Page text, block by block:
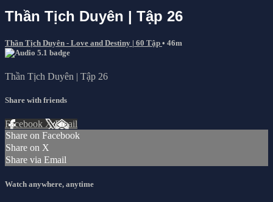
Thần Tịch Duyên | Tập 26
Thần Tịch Duyên - Love and Destiny | 60 Tập • 46m
Thần Tịch Duyên | Tập 26
Share with friends
Facebook XEmail
Share on Facebook
Share on X
Share via Email
Watch anywhere, anytime